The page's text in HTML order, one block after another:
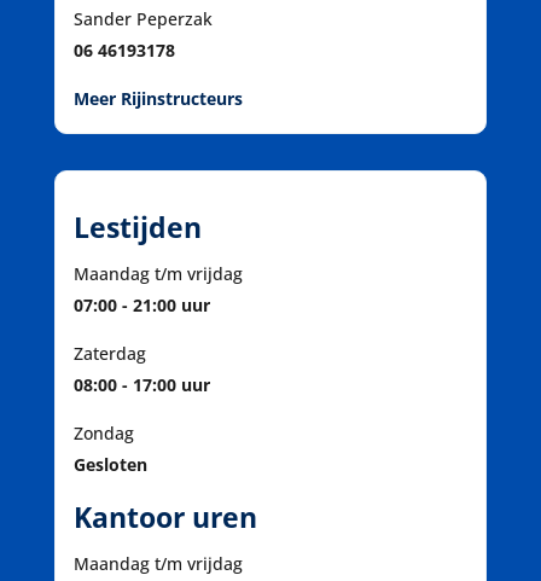
Sander Peperzak
06 46193178
Meer Rijinstructeurs
Lestijden
Maandag t/m vrijdag
07:00 - 21:00 uur
Zaterdag
08:00 - 17:00 uur
Zondag
Gesloten
Kantoor uren
Maandag t/m vrijdag